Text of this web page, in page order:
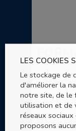
LES COOKIES
Le stockage de
d'améliorer la
notre site, de le
utilisation et de
réseaux
proposons